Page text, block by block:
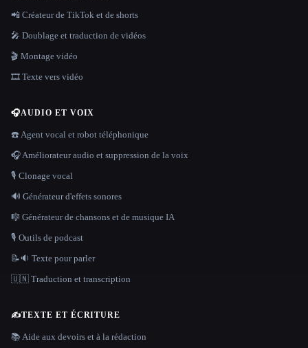
📲 Créateur de TikTok et de shorts
🎤 Doublage et traduction de vidéos
🎬 Montage vidéo
🎞️ Texte vers vidéo
🎧AUDIO ET VOIX
☎️ Agent vocal et robot téléphonique
🎧 Améliorateur audio et suppression de la voix
🎙️ Clonage vocal
🔊 Générateur d'effets sonores
🎼 Générateur de chansons et de musique IA
🎙️ Outils de podcast
📝🔉 Texte pour parler
🇺🇳 Traduction et transcription
✍️TEXTE ET ÉCRITURE
📚 Aide aux devoirs et à la rédaction